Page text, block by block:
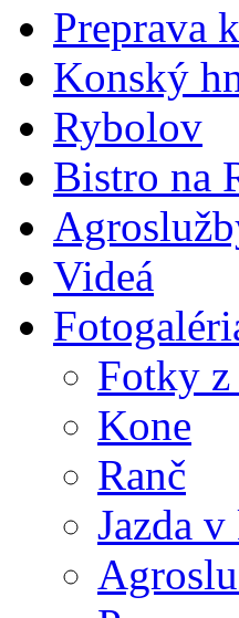
Preprava
Konský
Rybolov
Bistro na
Videá
Fotky
Kone
Ranč
Jazda